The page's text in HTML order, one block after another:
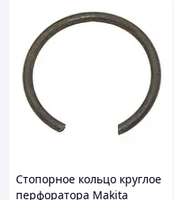
Стопорное кольцо круглое
перфоратора Makita